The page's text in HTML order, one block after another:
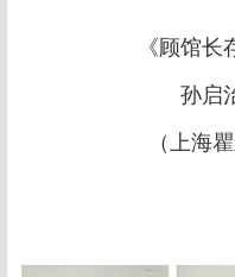
《顾馆长
孙启
（上海